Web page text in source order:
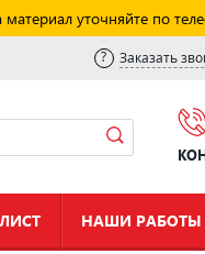
уточняйте по
Заказать
НАШИ РАБОТЫ